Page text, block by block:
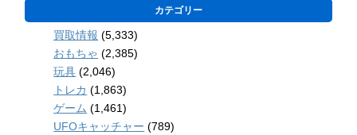
カテゴリー
買取情報 (5,333)
おもちゃ (2,385)
玩具 (2,046)
トレカ (1,863)
ゲーム (1,461)
UFOキャッチャー (789)